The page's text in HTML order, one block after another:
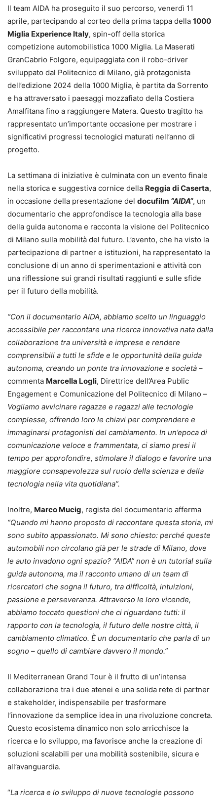
Il team AIDA ha proseguito il suo percorso, venerdì 11
aprile, partecipando al corteo della prima tappa della 1000
Miglia Experience Italy, spin-off della storica
competizione automobilistica 1000 Miglia. La Maserati
GranCabrio Folgore, equipaggiata con il robo-driver
sviluppato dal Politecnico di Milano, già protagonista
dell’edizione 2024 della 1000 Miglia, è partita da Sorrento
e ha attraversato i paesaggi mozzafiato della Costiera
Amalfitana fino a raggiungere Matera. Questo tragitto ha
rappresentato un’importante occasione per mostrare i
significativi progressi tecnologici maturati nell’anno di
progetto.
La settimana di iniziative è culminata con un evento finale
nella storica e suggestiva cornice della Reggia di Caserta,
in occasione della presentazione del docufilm “AIDA”, un
documentario che approfondisce la tecnologia alla base
della guida autonoma e racconta la visione del Politecnico
di Milano sulla mobilità del futuro. L’evento, che ha visto la
partecipazione di partner e istituzioni, ha rappresentato la
conclusione di un anno di sperimentazioni e attività con
una riflessione sui grandi risultati raggiunti e sulle sfide
per il futuro della mobilità.
“Con il documentario AIDA, abbiamo scelto un linguaggio
accessibile per raccontare una ricerca innovativa nata dalla
collaborazione tra università e imprese e rendere
comprensibili a tutti le sfide e le opportunità della guida
autonoma, creando un ponte tra innovazione e società –
commenta Marcella Logli, Direttrice dell’Area Public
Engagement e Comunicazione del Politecnico di Milano –
Vogliamo avvicinare ragazze e ragazzi alle tecnologie
complesse, offrendo loro le chiavi per comprendere e
immaginarsi protagonisti del cambiamento. In un’epoca di
comunicazione veloce e frammentata, ci siamo presi il
tempo per approfondire, stimolare il dialogo e favorire una
maggiore consapevolezza sul ruolo della scienza e della
tecnologia nella vita quotidiana”.
Inoltre, Marco Mucig, regista del documentario afferma
“Quando mi hanno proposto di raccontare questa storia, mi
sono subito appassionato. Mi sono chiesto: perché queste
automobili non circolano già per le strade di Milano, dove
le auto invadono ogni spazio? “AIDA” non è un tutorial sulla
guida autonoma, ma il racconto umano di un team di
ricercatori che sogna il futuro, tra difficoltà, intuizioni,
passione e perseveranza. Attraverso le loro vicende,
abbiamo toccato questioni che ci riguardano tutti: il
rapporto con la tecnologia, il futuro delle nostre città, il
cambiamento climatico. È un documentario che parla di un
sogno – quello di cambiare davvero il mondo.”
Il Mediterranean Grand Tour è il frutto di un’intensa
collaborazione tra i due atenei e una solida rete di partner
e stakeholder, indispensabile per trasformare
l’innovazione da semplice idea in una rivoluzione concreta.
Questo ecosistema dinamico non solo arricchisce la
ricerca e lo sviluppo, ma favorisce anche la creazione di
soluzioni scalabili per una mobilità sostenibile, sicura e
all’avanguardia.
“La ricerca e lo sviluppo di nuove tecnologie possono